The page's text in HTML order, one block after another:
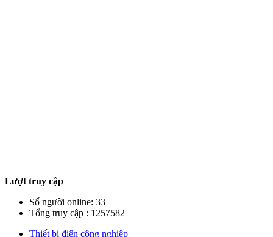
Lượt truy cập
Số người online: 33
Tổng truy cập : 1257582
Thiết bị điện công nghiệp